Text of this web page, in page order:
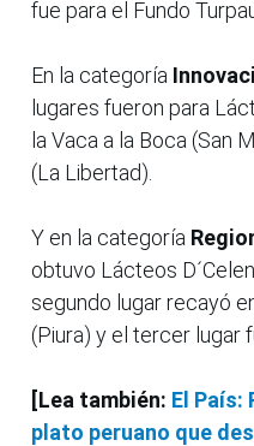
fue para el Fundo
En la categoría
lugares fueron para
la Vaca a la Boca (San
(La Libertad).
Y en la categoría
obtuvo Lácteos
segundo lugar recayó
(Piura) y el tercer lugar
[Lea también: El País:
plato peruano que